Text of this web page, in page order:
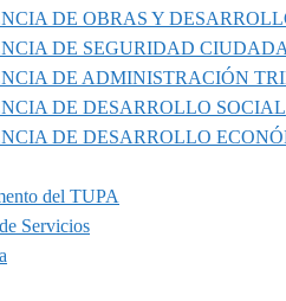
DE OBRAS Y
DE SEGURIDAD
DE ADMINISTRACIÓN
DE DESARROLLO SOCIAL
DE DESARROLLO
del TUPA
Servicios